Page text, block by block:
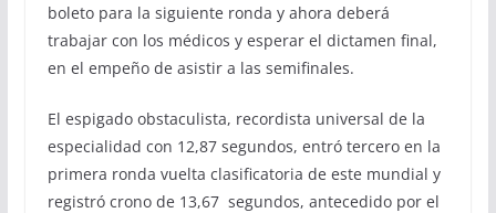
boleto para la siguiente ronda y ahora deberá
trabajar con los médicos y esperar el dictamen final,
en el empeño de asistir a las semifinales.
El espigado obstaculista, recordista universal de la
especialidad con 12,87 segundos, entró tercero en la
primera ronda vuelta clasificatoria de este mundial y
registró crono de 13,67 segundos, antecedido por el